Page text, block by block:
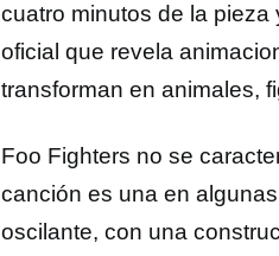
cuatro minutos de la pieza
oficial que revela
transforman en animales,
Foo Fighters no se
canción es una en
oscilante, con una